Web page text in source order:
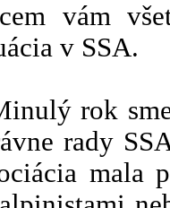
vám
v SSA.
rok
rady
mala